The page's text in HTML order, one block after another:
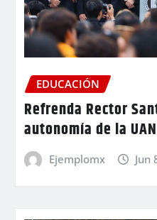
EDUCACIÓN
Refrenda Rector
autonomía de la
Ejemplomx Jun